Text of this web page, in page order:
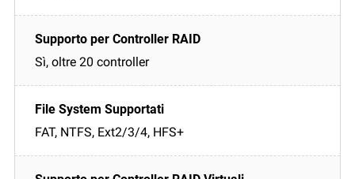
Sì, oltre 20 controller
FAT, NTFS, Ext2/3/4, HFS+